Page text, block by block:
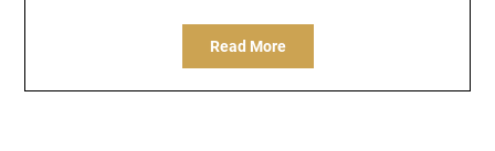
Read More